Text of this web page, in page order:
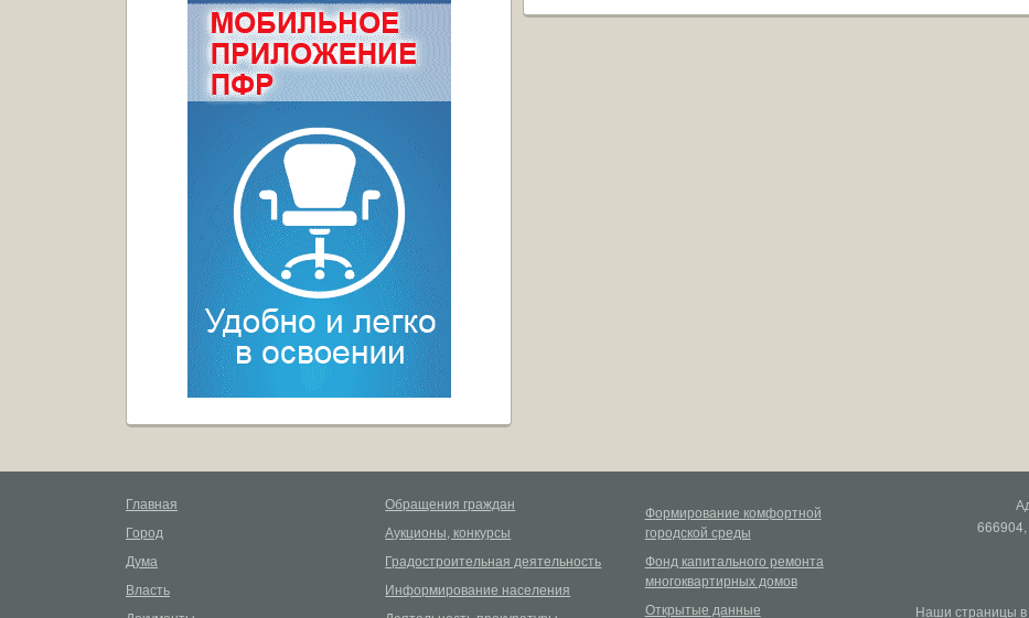
Главная
Город
Дума
Власть
Обращения граждан
Аукционы, конкурсы
Градостроительная деятельность
Информирование населения
Формирование комфортной
городской среды
Фонд капитального ремонта
многоквартирных домов
Открытые данные
666904,
Наши страницы в